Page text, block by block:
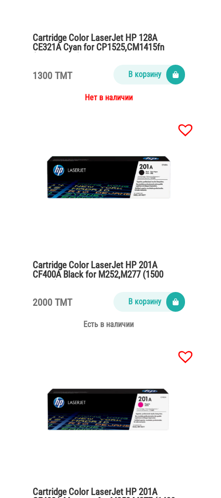
Cartridge Color LaserJet HP 128A
CE321A Cyan for CP1525,CM1415fn
1300 TMT В корзину
Нет в наличии
Cartridge Color LaserJet HP 201A
CF400A Black for M252,M277 (1500
pages)
2000 TMT В корзину
Есть в наличии
Cartridge Color LaserJet HP 201A